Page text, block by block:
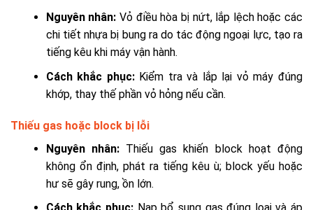
Nguyên nhân: Vỏ điều hòa bị nứt, lắp lệch hoặc các
chi tiết nhựa bị bung ra do tác động ngoại lực, tạo ra
tiếng kêu khi máy vận hành.
Cách khắc phục:Kiểm tra và lắp lại vỏ máy đúng
khớp, thay thế phần vỏ hỏng nếu cần.
Thiếu gas hoặc block bị lỗi
Nguyên nhân:Thiếu gas khiến block hoạt động
không ổn định, phát ra tiếng kêu ù; block yếu hoặc
hư sẽ gây rung, ồn lớn.